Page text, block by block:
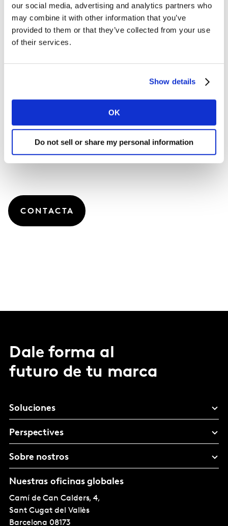
our social media, advertising and analytics partners who
may combine it with other information that you’ve
provided to them or that they’ve collected from your use
of their services.
Show details
OK
Do not sell or share my personal information
Testa en todas las fases
Disponible para cualquier etapa del proceso creativo,
puedes testar desde ideas. guiones y conceptos hasta
impresión y exteriores, y configurar tu test para medir
LINK+ está validado para incrementar las ventas a
corto y largo plazo, por lo que puedes predisponer a
CONTACTA
Dale forma al
futuro de tu marca
Soluciones
Perspectives
Sobre nostros
Nuestras oficinas globales
Camí de Can Calders, 4,
Sant Cugat del Vallès
Barcelona 08173